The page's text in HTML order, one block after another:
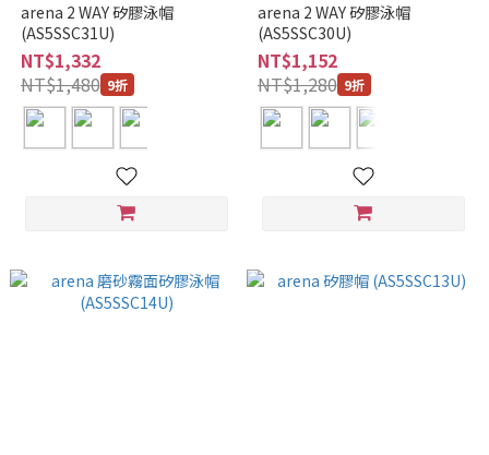
arena 2 WAY 矽膠泳帽
(AS5SSC31U)
NT$1,332
NT$1,480 9折
arena 2 WAY 矽膠泳帽
(AS5SSC30U)
NT$1,152
NT$1,280 9折